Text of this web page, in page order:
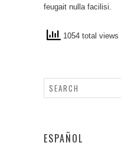
feugait nulla facilisi.
1054 total views
ESPAÑOL